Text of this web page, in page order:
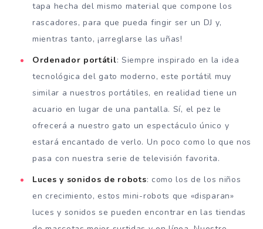
tapa hecha del mismo material que compone los
rascadores, para que pueda fingir ser un DJ y,
mientras tanto, ¡arreglarse las uñas!
Ordenador portátil: Siempre inspirado en la idea
tecnológica del gato moderno, este portátil muy
similar a nuestros portátiles, en realidad tiene un
acuario en lugar de una pantalla. Sí, el pez le
ofrecerá a nuestro gato un espectáculo único y
estará encantado de verlo. Un poco como lo que nos
pasa con nuestra serie de televisión favorita.
Luces y sonidos de robots: como los de los niños
en crecimiento, estos mini-robots que «disparan»
luces y sonidos se pueden encontrar en las tiendas